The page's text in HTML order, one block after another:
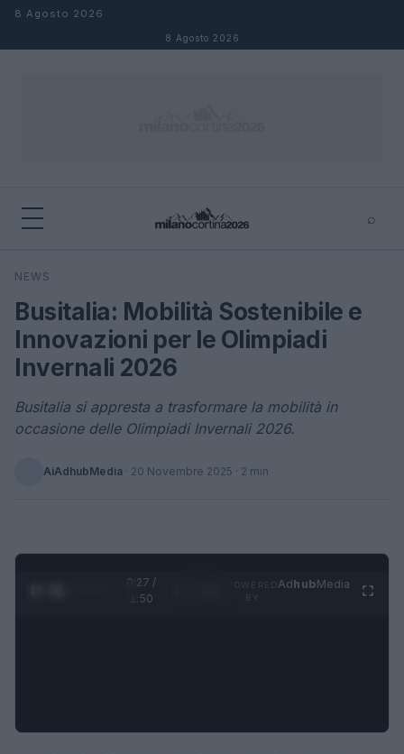
Salta al contenuto
8 Agosto 2026
8 Agosto 2026
⌕
Cerca
NEWS
Busitalia: Mobilità Sostenibile e
Innovazioni per le Olimpiadi
Invernali 2026
Busitalia si appresta a trasformare la mobilità in
occasione delle Olimpiadi Invernali 2026.
AiAdhubMedia · 20 Novembre 2025 · 2 min
0:28 /
1:50
AdhubMedia